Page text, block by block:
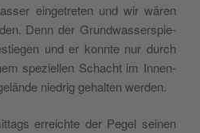
ein­ge­tre­ten und wir wären
Denn der Grund­was­ser­spie­
und er konn­te nur durch
spe­zi­el­len Schacht im Innen­
nied­rig gehal­ten werden.
erreich­te der Pegel sei­nen